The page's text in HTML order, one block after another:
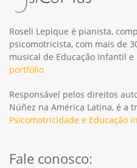
Roseli Lepique é pianista,
psicomotricista, com mais de
musical de Educação Infantil
portfólio
Responsável pelos direitos
Núñez na América Latina, é a
Psicomotricidade e Educação
Fale conosco: